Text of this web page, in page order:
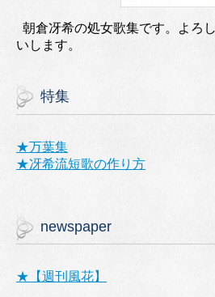
朝倉冴希の処女歌集です。よろ
いします。
特集
★万葉集
★冴希流短歌の作り方
newspaper
★【週刊風花】